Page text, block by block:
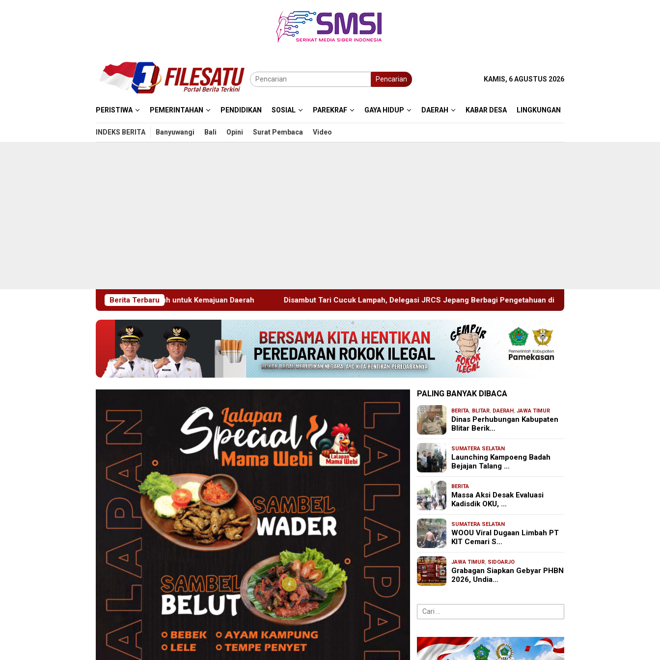
Pencarian KAMIS, 6 AGUSTUS 2026
PERISTIWA PEMERINTAHAN PENDIDIKAN SOSIAL PAREKRAF GAYA HIDUP DAERAH KABAR DESA LINGKUNGAN
INDEKS BERITA Banyuwangi Bali Opini Surat Pembaca Video
Berita Terbaru
Apresiasi Penuh untuk Kemajuan Daerah Disambut Tari Cucuk Lampah, Delegasi JRCS Jepang Berbagi Pengetahuan di SDN Puger Kulon 01
PALING BANYAK DIBACA
BERITA, BLITAR, DAERAH ,JAWA TIMUR
Dinas Perhubungan Kabupaten
Blitar Berik…
SUMATERA SELATAN
Launching Kampoeng Badah
Bejajan Talang …
BERITA
Massa Aksi Desak Evaluasi
Kadisdik OKU, …
SUMATERA SELATAN
WOOU Viral Dugaan Limbah PT
KIT Cemari S…
JAWA TIMUR, SIDOARJO
Grabagan Siapkan Gebyar PHBN
2026, Undia…
Cari
untuk: